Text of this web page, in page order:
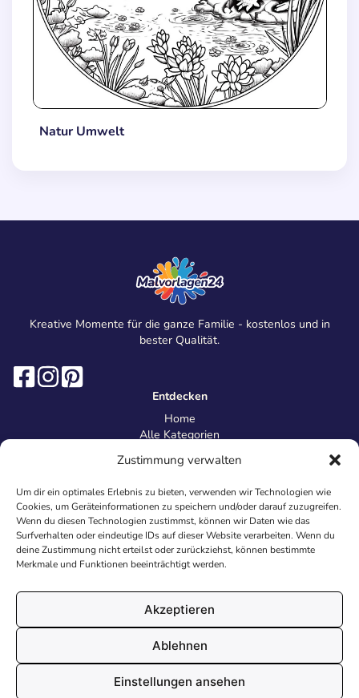
Zustimmung verwalten
Um dir ein optimales Erlebnis zu bieten, verwenden wir Technologien wie
Cookies, um Geräteinformationen zu speichern und/oder darauf zuzugreifen.
Wenn du diesen Technologien zustimmst, können wir Daten wie das
Surfverhalten oder eindeutige IDs auf dieser Website verarbeiten. Wenn du
deine Zustimmung nicht erteilst oder zurückziehst, können bestimmte
Merkmale und Funktionen beeinträchtigt werden.
Akzeptieren
Ablehnen
Einstellungen ansehen
Natur Umwelt
Kreative Momente für die ganze Familie - kostenlos und in
bester Qualität.
Entdecken
Home
Alle Kategorien
Information
Über uns
Kontakt
Inhaltsrichtlinien
Recht & Datenschutz
Impressum
AGB
Cookies
© 2026 Malvorlagen24.de - Alle Rechte vorbehalten. Made with
in Deutschland.